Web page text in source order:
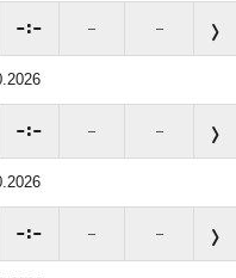
: – –
: – –
: – –